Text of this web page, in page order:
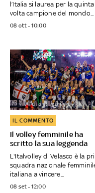
l’Italia si laurea per la quinta
volta campione del mondo...
08 ott - 10:00
Il volley femminile ha
scritto la sua leggenda
IL COMMENTO
L'Italvolley di Velasco è la
squadra nazionale
italiana a vincere...
08 set - 12:00